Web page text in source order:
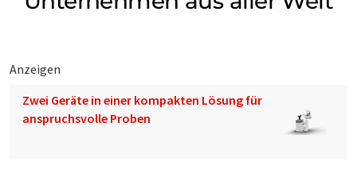
Anzeigen
Zwei Geräte in einer kompakten Lösung für
anspruchsvolle Proben